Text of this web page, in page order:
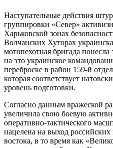
Наступательные действия
группировки «Север»
Харьковской зонах
Волчанских Хуторах
мотопехотная бригада
на это украинское
переброске в район 159-й
которая соответствует
уровень подготовки.
Согласно данным вражеской
увеличила свою боевую
оперативно-тактического
нацелена на выход
востока, в то время как